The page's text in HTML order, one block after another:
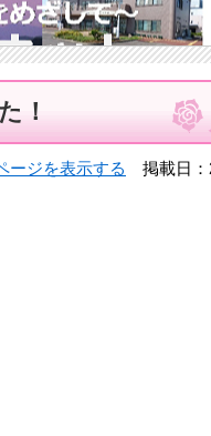
！
ージを表示する 掲載日：